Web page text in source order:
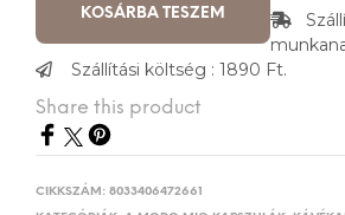
KOSÁRBA TESZEM
Szállítási költség : 1890 Ft.
Share this product
CIKKSZÁM: 8033406472661